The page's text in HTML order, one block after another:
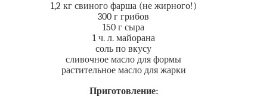
1,2 кг свиного фарша (не жирного!)
300 г грибов
150 г сыра
1 ч. л. майорана
соль по вкусу
сливочное масло для формы
растительное масло для жарки
Приготовление: